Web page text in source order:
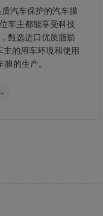
汽车保护的汽车膜
车主都能享受科技
甄选进口优质脂肪
主的用车环境和使用
的生产。